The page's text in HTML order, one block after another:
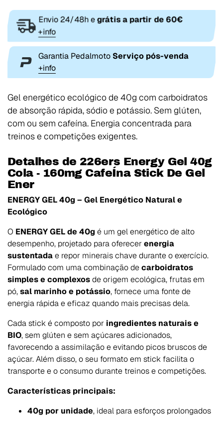
Envio 24/48h egrátis a partir de 60€
+info
Garantia Pedalmoto Serviço pós-venda
+info
Gel energético ecológico de 40g com carboidratos
de absorção rápida, sódio e potássio. Sem glúten,
com ou sem cafeína. Energia concentrada para
treinos e competições exigentes.
Detalhes de 226ers Energy Gel 40g
Cola - 160mg CafeÍna Stick De Gel
Ener
ENERGY GEL 40g – Gel Energético Natural e
Ecológico
O ENERGY GEL de 40gé um gel energético de alto
desempenho, projetado para oferecer energia
sustentadae repor minerais chave durante o exercício.
Formulado com uma combinação decarboidratos
simples e complexosde origem ecológica, frutas em
pó,sal marinho e potássio, fornece uma fonte de
energia rápida e eficaz quando mais precisas dela.
Cada stick é composto por ingredientes naturais e
BIO, sem glúten e sem açúcares adicionados,
favorecendo a assimilação e evitando picos bruscos de
açúcar. Além disso, o seu formato em stick facilita o
transporte e o consumo durante treinos e competições.
Características principais:
40g por unidade, ideal para esforços prolongados